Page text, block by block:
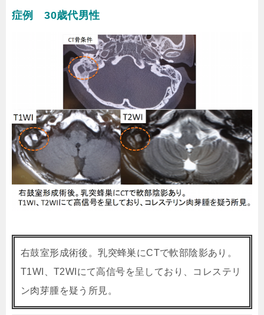
症例 30歳代男性
右鼓室形成術後。乳突蜂巣にCTで軟部陰影あり。
T1WI、T2WIにて高信号を呈しており、コレステリ
ン肉芽腫を疑う所見。